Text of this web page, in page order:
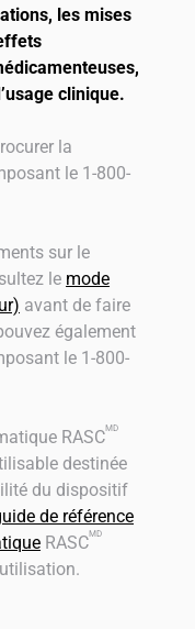
les mises
clinique.
la
le 1-800-
sur le
le mode
avant de faire
également
le 1-800-
RASCMD
destinée
du dispositif
de référence
RASCMD